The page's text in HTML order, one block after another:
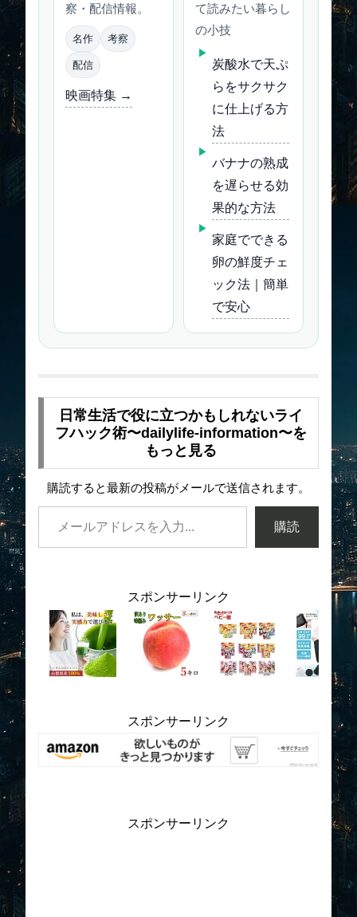
察・配信情報。
名作 考察
配信
映画特集 →
て読みたい暮らし
の小技
炭酸水で天ぷ
らをサクサク
に仕上げる方
法
バナナの熟成
を遅らせる効
果的な方法
家庭でできる
卵の鮮度チェ
ック法｜簡単
で安心
日常生活で役に立つかもしれないライ
フハック術〜dailylife-information〜を
もっと見る
購読すると最新の投稿がメールで送信されます。
購読
スポンサーリンク
スポンサーリンク
スポンサーリンク